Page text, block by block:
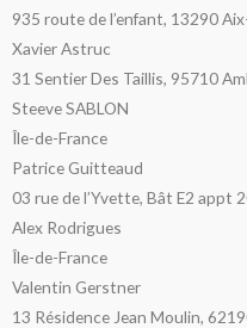
935 route de l’enfant, 13290
Xavier Astruc
31 Sentier Des Taillis, 95710
Steeve SABLON
Île-de-France
Patrice Guitteaud
03 rue de l’Yvette, Bât E2 appt
Alex Rodrigues
Île-de-France
Valentin Gerstner
13 Résidence Jean Moulin,